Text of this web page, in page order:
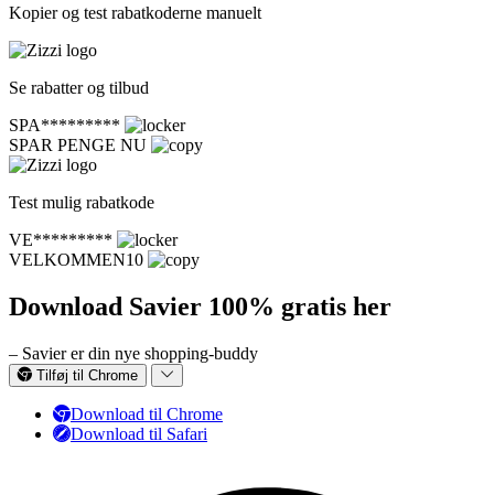
Kopier og test rabatkoderne manuelt
Se rabatter og tilbud
SPA*********
SPAR PENGE NU
Test mulig rabatkode
VE*********
VELKOMMEN10
Download Savier 100% gratis her
– Savier er din nye shopping-buddy
Tilføj til Chrome
Download til Chrome
Download til Safari